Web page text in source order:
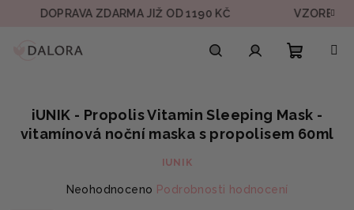
ZDARMA JIŽ OD 1190 KČ VZOREK V KAŽDÉ
košík
iUNIK - Propolis Vitamin Sleeping Mask -
vitamínová noční maska s propolisem 60ml
IUNIK
Průměrné
Neohodnoceno Podrobnosti hodnocení